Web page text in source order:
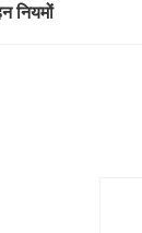
नियमों